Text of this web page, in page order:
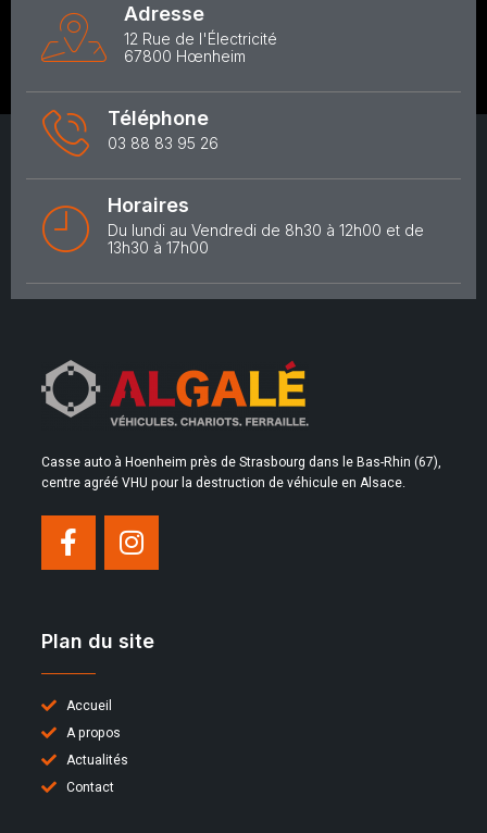
Adresse
12 Rue de l'Électricité
67800 Hœnheim
Téléphone
03 88 83 95 26
Horaires
Du lundi au Vendredi de 8h30 à 12h00 et de
13h30 à 17h00
Casse auto à Hoenheim près de Strasbourg dans le Bas-Rhin (67),
centre agréé VHU pour la destruction de véhicule en Alsace.
Plan du site
Accueil
A propos
Actualités
Contact